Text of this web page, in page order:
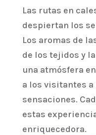
Las rutas en
despiertan los
Los aromas de
de los tejidos y
una atmósfera
a los visitantes
sensaciones.
estas
enriquecedora.